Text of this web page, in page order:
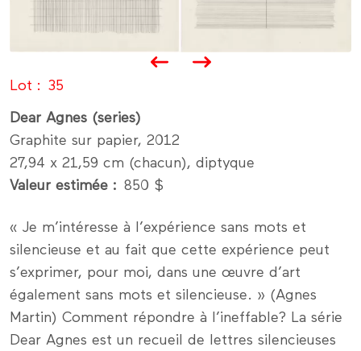
Lot 35
Dear Agnes (series)
Graphite sur papier, 2012
27,94 x 21,59 cm (chacun), diptyque
Valeur estimée
850 $
« Je m’intéresse à l’expérience sans mots et
silencieuse et au fait que cette expérience peut
s’exprimer, pour moi, dans une œuvre d’art
également sans mots et silencieuse. » (Agnes
Martin) Comment répondre à l’ineffable? La série
Dear Agnes est un recueil de lettres silencieuses